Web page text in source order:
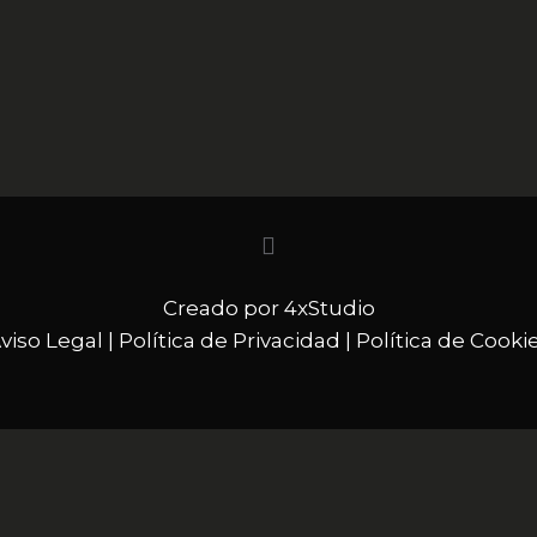
Creado por 4xStudio
Legal
Política de Privacidad Política de